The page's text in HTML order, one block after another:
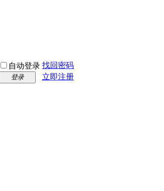
自动登录 找回密码
登录
立即注册